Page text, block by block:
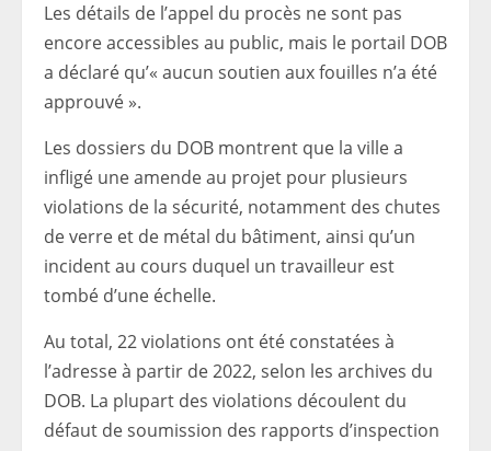
Les détails de l’appel du procès ne sont pas
encore accessibles au public, mais le portail DOB
a déclaré qu’« aucun soutien aux fouilles n’a été
approuvé ».
Les dossiers du DOB montrent que la ville a
infligé une amende au projet pour plusieurs
violations de la sécurité, notamment des chutes
de verre et de métal du bâtiment, ainsi qu’un
incident au cours duquel un travailleur est
tombé d’une échelle.
Au total, 22 violations ont été constatées à
l’adresse à partir de 2022, selon les archives du
DOB. La plupart des violations découlent du
défaut de soumission des rapports d’inspection